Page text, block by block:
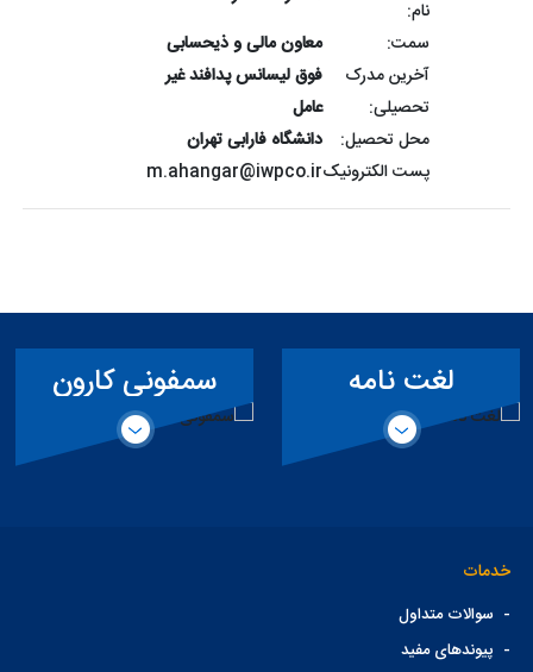
نام:
سمت:
معاون مالی و ذیحسابی
آخرین مدرک
تحصیلی:
فوق لیسانس پدافند غیر
عامل
محل تحصیل:
دانشگاه فارابی تهران
پست الکترونیکm.ahangar@iwpco.ir
لغت نامه
تخصصی سد
سمفونی کارون
خدمات
- سوالات متداول
- پیوندهای مفید